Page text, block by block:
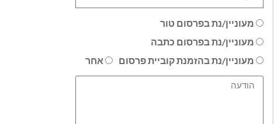
מעוניין/נת בפרסום טור
מעוניין/נת בפרסום כתבה
מעוניין/נת בהזמנת קוביית פרסום
אחר